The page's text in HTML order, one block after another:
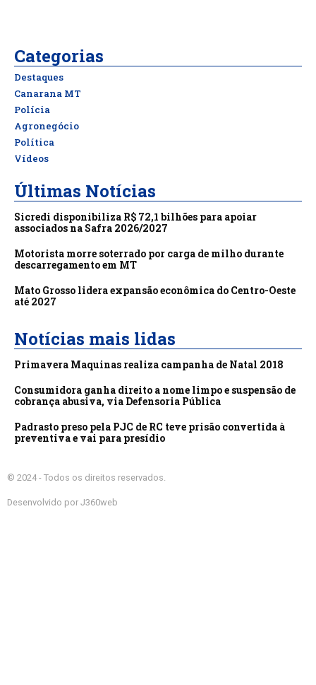
Categorias
Destaques
Canarana MT
Polícia
Agronegócio
Política
Vídeos
Últimas Notícias
Sicredi disponibiliza R$ 72,1 bilhões para apoiar
associados na Safra 2026/2027
Motorista morre soterrado por carga de milho durante
descarregamento em MT
Mato Grosso lidera expansão econômica do Centro-Oeste
até 2027
Notícias mais lidas
Primavera Maquinas realiza campanha de Natal 2018
Consumidora ganha direito a nome limpo e suspensão de
cobrança abusiva, via Defensoria Pública
Padrasto preso pela PJC de RC teve prisão convertida à
preventiva e vai para presídio
© 2024 - Todos os direitos reservados.
Desenvolvido por J360web